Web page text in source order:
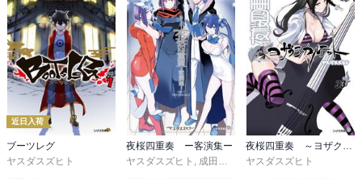
近日入荷
ブーツレグ
ヤスダスズヒト
夜桜四重奏 ー客演集ー
ヤスダスズヒト , 成田良悟 大森藤ノ, ＡＴＬＵＳ
夜桜四重奏 ～ヨザクラカルテット～（３３）特装版 水着イラスト集付き
ヤスダスズヒト